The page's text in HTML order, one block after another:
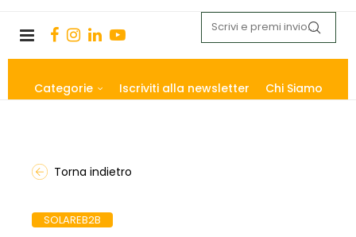
Categorie Iscriviti alla newsletter Chi Siamo
Torna indietro
SOLAREB2B